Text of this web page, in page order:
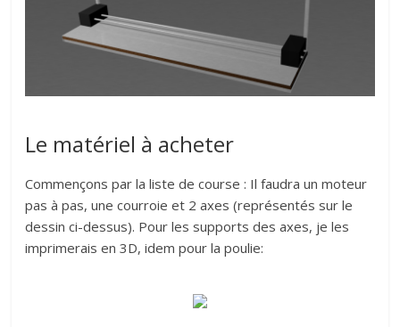
Le matériel à acheter
Commençons par la liste de course : Il faudra un moteur
pas à pas, une courroie et 2 axes (représentés sur le
dessin ci-dessus). Pour les supports des axes, je les
imprimerais en 3D, idem pour la poulie: